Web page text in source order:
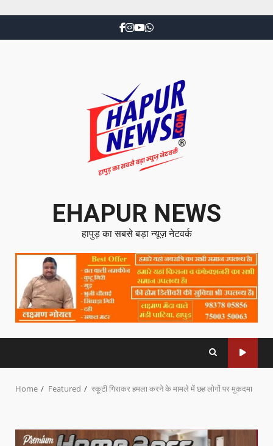
EHAPUR NEWS
हापुड़ का सबसे बड़ा न्यूज़ नेटवर्क
Home Featured स्कूटी गिराकर हमला करने के मामले में छह लोगों पर मुकदमा